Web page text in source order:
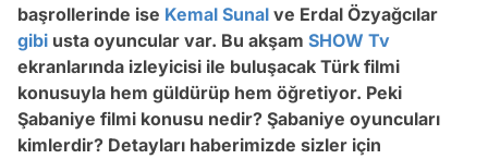
başrollerinde ise Kemal Sunal ve Erdal Özyağcılar
gibi usta oyuncular var. Bu akşam SHOW Tv
ekranlarında izleyicisi ile buluşacak Türk filmi
konusuyla hem güldürüp hem öğretiyor. Peki
Şabaniye filmi konusu nedir? Şabaniye oyuncuları
kimlerdir? Detayları haberimizde sizler için